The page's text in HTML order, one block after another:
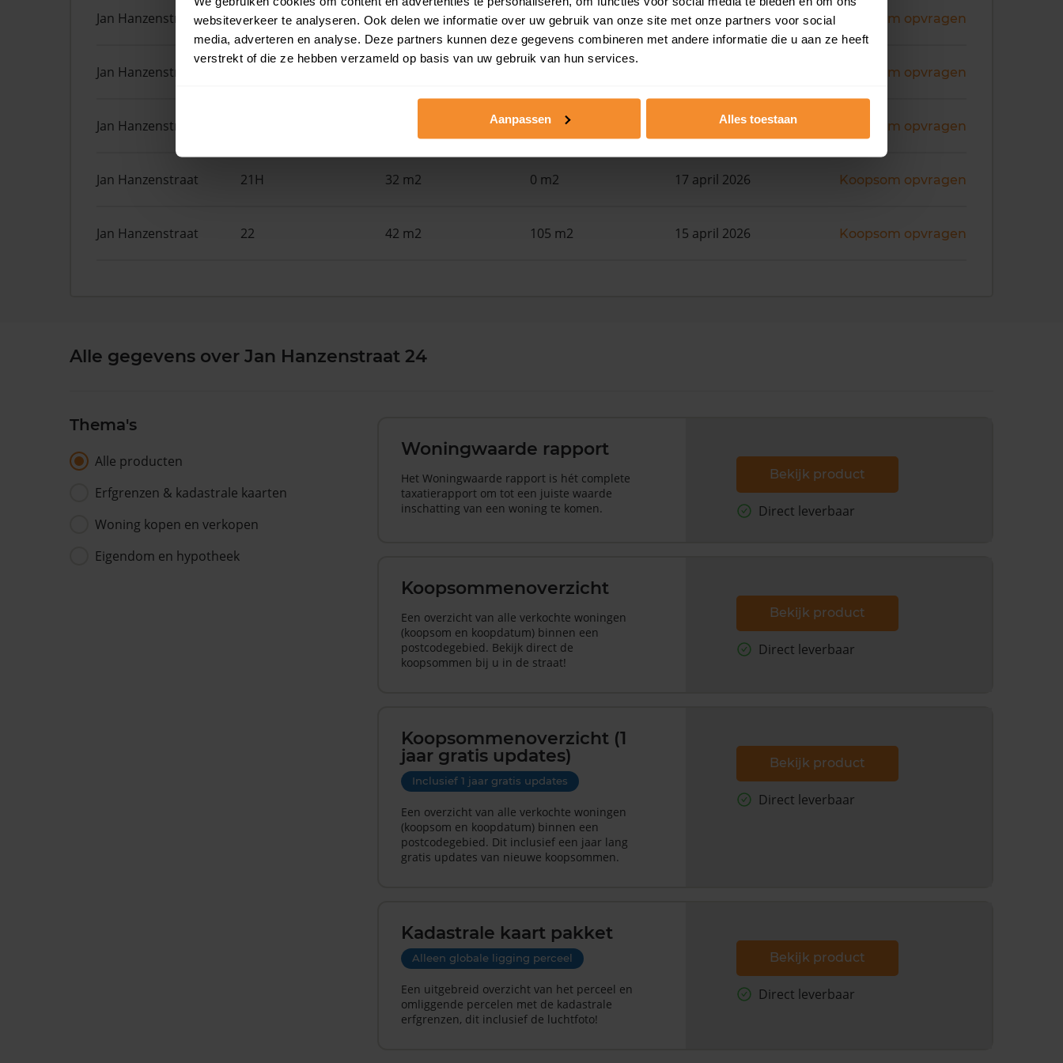
websiteverkeer te analyseren. Ook delen we informatie over uw gebruik van onze site met onze partners voor social
media, adverteren en analyse. Deze partners kunnen deze gegevens combineren met andere informatie die u aan ze heeft
verstrekt of die ze hebben verzameld op basis van uw gebruik van hun services.
Aanpassen Alles toestaan
Jan Hanzenstraat 82 140 m2 265 m2 26 juni 2026 Koopsom opvragen
Jan Hanzenstraat Koopsom opvragen
Jan Hanzenstraat 78 m2 01 mei 2026 Koopsom opvragen
Jan Hanzenstraat 21H 32 m2 0 m2 17 april 2026 Koopsom opvragen
Jan Hanzenstraat 22 42 m2 105 m2 15 april 2026 Koopsom opvragen
Alle gegevens over Jan Hanzenstraat 24
Thema's
Alle producten
Erfgrenzen & kadastrale kaarten
Woning kopen en verkopen
Eigendom en hypotheek
Woningwaarde rapport
Het Woningwaarde rapport is hét complete
taxatierapport om tot een juiste waarde
inschatting van een woning te komen.
Bekijk product
Direct leverbaar
Koopsommenoverzicht
Een overzicht van alle verkochte woningen
(koopsom en koopdatum) binnen een
postcodegebied. Bekijk direct de
koopsommen bij u in de straat!
Bekijk product
Direct leverbaar
Koopsommenoverzicht (1
jaar gratis updates)
Inclusief 1 jaar gratis updates
Een overzicht van alle verkochte woningen
(koopsom en koopdatum) binnen een
postcodegebied. Dit inclusief een jaar lang
gratis updates van nieuwe koopsommen.
Bekijk product
Direct leverbaar
Kadastrale kaart pakket
Alleen globale ligging perceel
Een uitgebreid overzicht van het perceel en
omliggende percelen met de kadastrale
erfgrenzen, dit inclusief de luchtfoto!
Bekijk product
Direct leverbaar